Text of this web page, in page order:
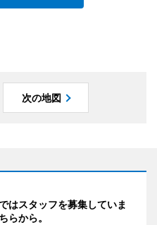
次の地図
はスタッフを募集していま
らから。